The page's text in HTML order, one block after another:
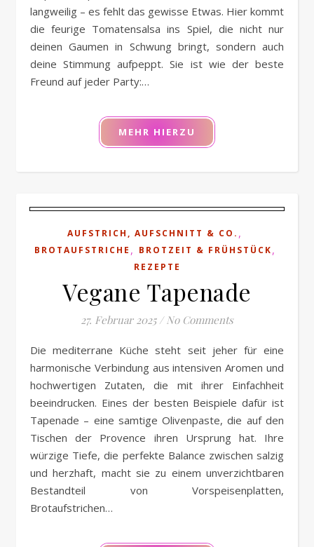
langweilig – es fehlt das gewisse Etwas. Hier kommt
die feurige Tomatensalsa ins Spiel, die nicht nur
deinen Gaumen in Schwung bringt, sondern auch
deine Stimmung aufpeppt. Sie ist wie der beste
Freund auf jeder Party:…
MEHR HIERZU
AUFSTRICH, AUFSCHNITT & CO. ,
BROTAUFSTRICHE , BROTZEIT & FRÜHSTÜCK,
REZEPTE
Vegane Tapenade
27. Februar 2025 / No Comments
Die mediterrane Küche steht seit jeher für eine
harmonische Verbindung aus intensiven Aromen und
hochwertigen Zutaten, die mit ihrer Einfachheit
beeindrucken. Eines der besten Beispiele dafür ist
Tapenade – eine samtige Olivenpaste, die auf den
Tischen der Provence ihren Ursprung hat. Ihre
würzige Tiefe, die perfekte Balance zwischen salzig
und herzhaft, macht sie zu einem unverzichtbaren
Bestandteil von Vorspeisenplatten,
Brotaufstrichen…